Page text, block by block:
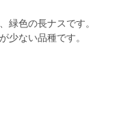
緑色の長ナスです。
少ない品種です。